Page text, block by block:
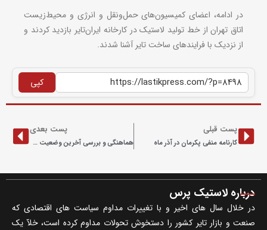
در ادامه، اعضای کمیسیون‌های حمل‌ونقل و انرژی و محیط‌زیست
اتاق تهران از خط تولید لاستیک در کارخانه ایران‌تایر بازدید کردند و
از نزدیک با فرایندهای ساخت تایر آشنا شدند.
کپی
پست قبلی
کارنامه منفی پکرمان در آذر ماه
پست بعدی
هماهنگی و بررسی آخرین وضعیت پروژه استیل‌کورد سهند
درباره لاستیک پرس
در خلال سال های اخیر و با تغییرات مداوم سیاست های اقتصادی که
صنعت و بازار تایر کشور را دستخوش تحولات مداوم کرده است، خلآ یک